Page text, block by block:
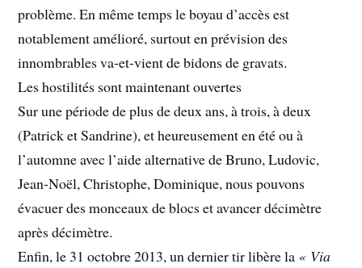
problème. En même temps le boyau d’accès est
notablement amélioré, surtout en prévision des
innombrables va-et-vient de bidons de gravats.
Les hostilités sont maintenant ouvertes
Sur une période de plus de deux ans, à trois, à deux
(Patrick et Sandrine), et heureusement en été ou à
l’automne avec l’aide alternative de Bruno, Ludovic,
Jean-Noël, Christophe, Dominique, nous pouvons
évacuer des monceaux de blocs et avancer décimètre
après décimètre.
Enfin, le 31 octobre 2013, un dernier tir libère la « Via